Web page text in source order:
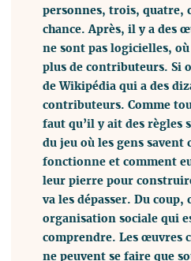
personnes, trois, quatre,
chance. Après, il y a des
ne sont pas logicielles,
plus de contributeurs. Si
de Wikipédia qui a des
contributeurs. Comme
faut qu’il y ait des règles
du jeu où les gens savent
fonctionne et comment
leur pierre pour
va les dépasser. Du coup,
organisation sociale qui
comprendre. Les œuvres
ne peuvent se faire que